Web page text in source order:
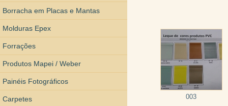
Borracha em Placas e Mantas
Molduras Epex
Forrações
Produtos Mapei / Weber
Painéis Fotográficos
Carpetes 003